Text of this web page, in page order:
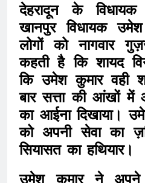
देहरादून के विधायक
खानपुर विधायक
लोगों को नागवार
कहती है कि शायद
कि उमेश कुमार वही
बार सत्ता की आंखों
का आईना दिखाया।
को अपनी सेवा का
सियासत का हथियार।
उमेश कुमार ने अपने